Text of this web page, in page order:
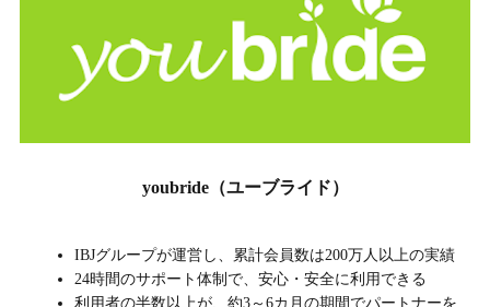
youbride（ユーブライド）
IBJグループが運営し、累計会員数は200万人以上の実績
24時間のサポート体制で、安心・安全に利用できる
利用者の半数以上が、約3～6カ月の期間でパートナーを